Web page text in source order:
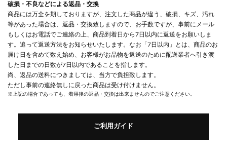
破損・不良などによる返品・交換
商品には万全を期しておりますが、注文した商品が違う、破損、キズ、汚れ
等があった場合は、返品・交換致しますので、お手数ですが、事前にメール
もしくはお電話でご連絡の上、商品到着日から7日以内に返送をお願いしま
す。追って返送方法をお知らせいたします。なお「7日以内」とは、商品のお
届け日を含めて数え始め、お客様がお品物を返送のために配送業者へ引き渡
した日までの日数が7日以内であることを指します。
尚、返品の送料につきましては、当方で負担致します。
ただし事前の連絡無しに戻った商品は受け付けません。
※上記の場合であっても、着用後の返品・交換は出来ませんのでご注意ください。
ご利用ガイド